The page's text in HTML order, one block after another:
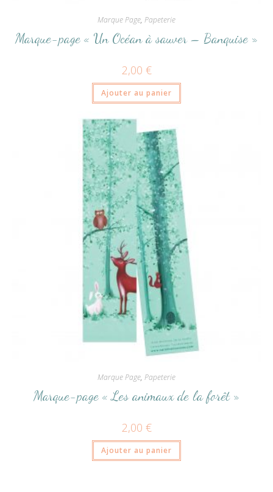
Marque Page, Papeterie
Marque-page « Un Océan à sauver – Banquise »
2,00 €
Ajouter au panier
Marque Page, Papeterie
Marque-page « Les animaux de la forêt »
2,00 €
Ajouter au panier